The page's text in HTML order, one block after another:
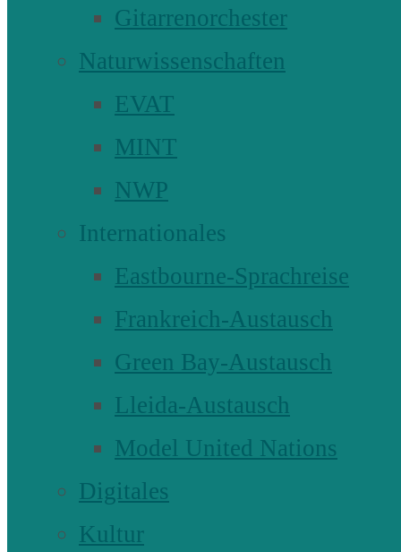
Gitarrenorchester
Naturwissenschaften
EVAT
MINT
NWP
Internationales
Eastbourne-Sprachreise
Frankreich-Austausch
Green Bay-Austausch
Lleida-Austausch
Model United Nations
Digitales
Kultur